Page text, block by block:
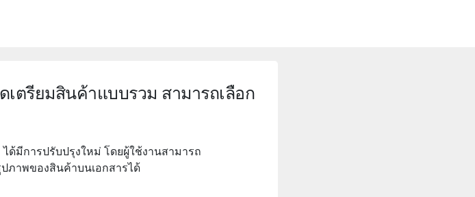
เตรียมสินค้าแบบรวม สามารถเลือก
ด้มีการปรับปรุงใหม่ โดยผู้ใช้งานสามารถ
ภาพของสินค้าบนเอกสารได้